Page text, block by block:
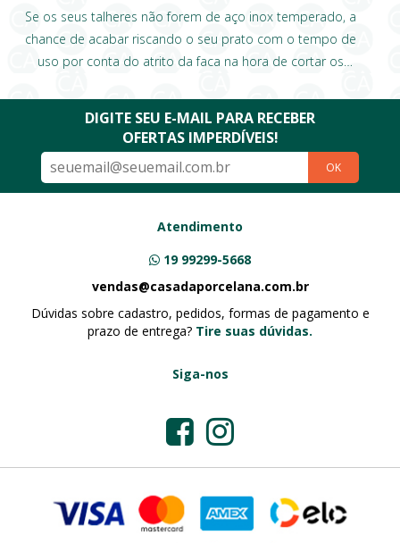
Se os seus talheres não forem de aço inox temperado, a
chance de acabar riscando o seu prato com o tempo de
uso por conta do atrito da faca na hora de cortar os
DIGITE SEU E-MAIL PARA RECEBER
OFERTAS IMPERDÍVEIS!
OK
Atendimento
19 99299-5668
vendas@casadaporcelana.com.br
Dúvidas sobre cadastro, pedidos, formas de pagamento e
prazo de entrega? Tire suas dúvidas.
Siga-nos